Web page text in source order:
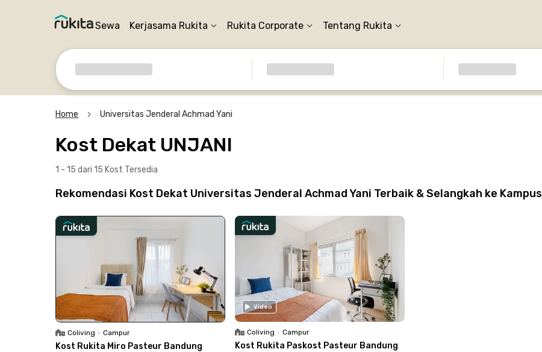
Sewa Kerjasama Rukita Rukita Corporate Tentang Rukita
Home Universitas Jenderal Achmad Yani
Kost Dekat UNJANI
1 - 15 dari 15 Kost Tersedia
Rekomendasi Kost Dekat Universitas Jenderal Achmad Yani Terbaik & Selangkah ke Kampus
Coliving • Campur
Kost Rukita Miro Pasteur Bandung
Video
Coliving • Campur
Kost Rukita Paskost Pasteur Bandung